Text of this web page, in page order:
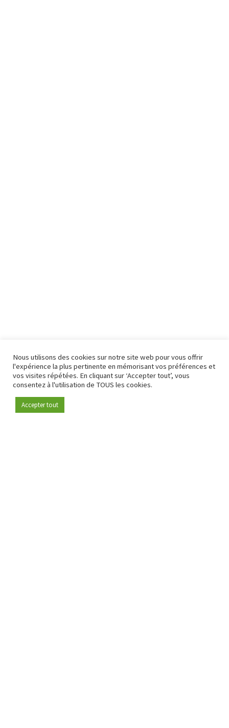
Devenez membre
Nous utilisons des cookies sur notre site web pour vous offrir
l'expérience la plus pertinente en mémorisant vos préférences et
vos visites répétées. En cliquant sur ‘Accepter tout’, vous
consentez à l'utilisation de TOUS les cookies.
Accepter tout